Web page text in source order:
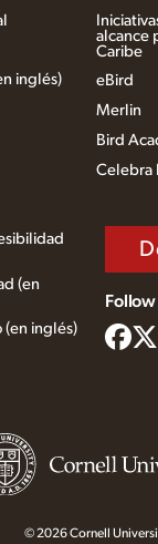
inglés)
alcance
Caribe
eBird
Merlin
Bird
Celebra
(en
(en inglés)
Follow
© 2026 Cornell